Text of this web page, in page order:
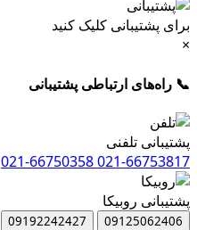
برای پشتیبانی کلیک کنید
×
📞 راه‌های ارتباطی پشتیبانی
پشتیبانی تلفنی
021-66753817
021-66750358
پشتیبانی روبیکا
09125062406
09192242427